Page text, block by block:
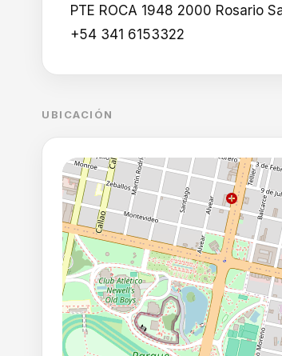
PTE ROCA 1948 2000 Rosario
+54 341 6153322
UBICACIÓN